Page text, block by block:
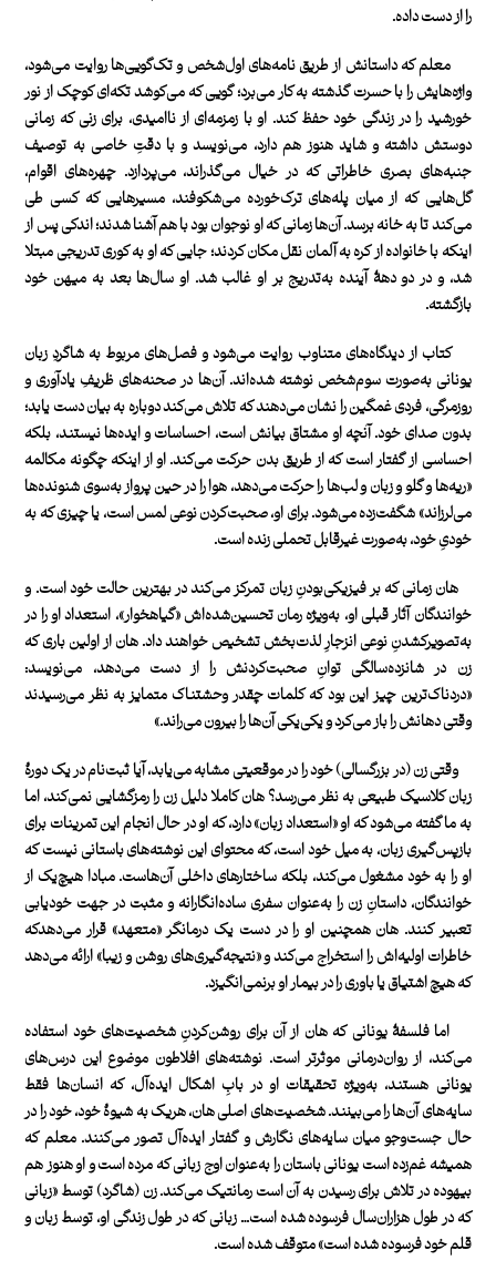
را از دست داده.
معلم که داستانش از طریق نامه‌های اول‌شخص و تک‌گویی‌ها روایت می‌شود،
واژه‌هایش را با حسرت گذشته به کار می‌برد؛ گویی که می‌کوشد تکه‌ای کوچک از نور
خورشید را در زندگی خود حفظ کند. او با زمزمه‌ای از ناامیدی، برای زنی که زمانی
دوستش داشته و شاید هنوز هم دارد، می‌نویسد و با دقتِ خاصی به توصیف
جنبه‌های بصری خاطراتی که در خیال می‌گذراند، می‌پردازد. چهره‌های اقوام،
گل‌هایی که از میان پله‌های ترک‌خورده می‌شکوفند،‌ مسیرهایی که کسی طی
می‌کند تا به خانه برسد. آن‌ها زمانی که او نوجوان بود با هم آشنا شدند؛ اندکی پس از
اینکه با خانواده از کره به آلمان نقل مکان کردند؛ جایی که او به کوری تدریجی مبتلا
شد، و در دو دهۀ آینده به‌تدریج بر او غالب شد. او سال‌ها بعد به میهن خود
بازگشته.
کتاب از دیدگاه‌های متناوب روایت می‌شود و فصل‌های مربوط به شاگردِ زبان
یونانی به‌صورت سوم‌شخص نوشته شده‌اند. آن‌ها در صحنه‌های ظریفِ یادآوری و
روزمرگی، فردی غمگین را نشان می‌دهند که تلاش می‌کند دوباره به بیان دست یابد؛
بدون صدای خود. آنچه او مشتاق بیانش است، احساسات و ایده‌ها نیستند، بلکه
احساسی از گفتار است که از طریق بدن حرکت می‌کند. او از اینکه چگونه مکالمه
«ریه‌ها و گلو و زبان و لب‌ها را حرکت می‌دهد، هوا را در حین پرواز به‌سوی شنونده‌ها
می‌لرزاند» شگفت‌زده می‌شود. برای او، صحبت‌کردن نوعی لمس است، یا چیزی که به
خودیِ خود، به‌صورت غیرقابل تحملی زنده است.
هان زمانی که بر فیزیکی‌بودنِ زبان تمرکز می‌کند در بهترین حالت خود است. و
خوانندگان آثار قبلی او، به‌ویژه رمان تحسین‌شده‌اش «گیاهخوار»، استعداد او را در
به‌تصویرکشدنِ نوعی انزجارِ لذت‌بخش تشخیص خواهند داد. هان از اولین باری که
زن در شانزده‌سالگی توانِ صحبت‌کردنش را از دست می‌دهد، می‌نویسد:
«دردناک‌ترین چیز این بود که کلمات چقدر وحشتناک متمایز به‌ نظر می‌رسیدند
وقتی دهانش را باز می‌کرد و یکی‌یکی آن‌ها را بیرون می‌راند.»
وقتی زن (در بزرگسالی) خود را در موقعیتی مشابه می‌یابد، آیا‌ ثبت‌نام در یک دورۀ
زبان کلاسیک طبیعی به نظر می‌رسد؟ هان کاملا دلیل زن را رمزگشایی نمی‌کند، اما
به ما گفته می‌شود که او «استعداد زبان» دارد، که او در حال انجام این تمرینات برای
بازپس‌گیری زبان، به میل خود است، که محتوای این نوشته‌های باستانی نیست که
او را به خود مشغول می‌کند، بلکه ساختارهای داخلی آن‌هاست. مبادا هیچ‌یک از
خوانندگان، داستانِ زن را به‌عنوان سفری ساده‌انگارانه و مثبت در جهت خودیابی
تعبیر کنند. هان همچنین او را در دست یک درمانگر «متعهد» قرار می‌دهدکه
خاطرات اولیه‌اش را استخراج می‌کند و «نتیجه‌گیری‌های روشن و زیبا» ارائه می‌دهد
که هیچ اشتیاق یا باوری را در بیمار او برنمی‌انگیزد.
اما فلسفۀ یونانی که هان از آن برای روشن‌کردنِ شخصیت‌های خود استفاده
می‌کند،‌ از روان‌درمانی موثرتر است. نوشته‌های افلاطون موضوع این درس‌های
یونانی هستند،‌ به‌ویژه تحقیقات او در بابِ اشکال ایده‌آل، که انسان‌ها فقط
سایه‌های آن‌ها را می‌بینند. شخصیت‌های اصلی هان،‌ هریک به شیوۀ خود، خود را در
حال جست‌وجو میان سایه‌های نگارش و گفتار ایده‌آل تصور می‌کنند. معلم که
همیشه غم‌زده است یونانی باستان را به‌عنوان اوج زبانی که مرده است و او هنوز هم
بیهوده در تلاش برای رسیدن به آن است رمانتیک می‌کند. زن (شاگرد) توسط «زبانی
که در طول هزاران‌سال فرسوده شده است… زبانی که در طول زندگی او،‌ توسط زبان و
قلم خود فرسوده شده است» متوقف شده است.